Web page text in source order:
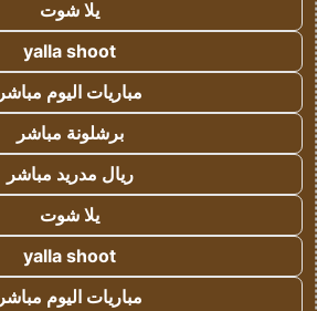
يلا شوت
yalla shoot
مباريات اليوم مباشر
برشلونة مباشر
ريال مدريد مباشر
يلا شوت
yalla shoot
مباريات اليوم مباشر